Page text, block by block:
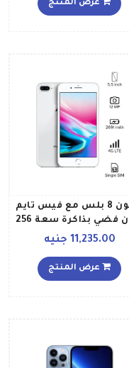
عرض المنتج
آيفون 8 بلس مع فيس تايم
بلون فضي بذاكرة سعة 256
11,235.00 جنيه
عرض المنتج